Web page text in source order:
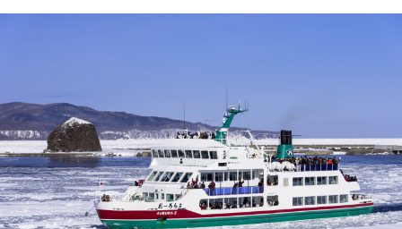
キュンちゃんオンラインショップ
北海道はやわかり
旅のテーマで探す